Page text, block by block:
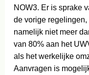
NOW3. Er is sprake
de vorige
namelijk niet meer
van 80% aan het
als het werkelijke
Aanvragen is